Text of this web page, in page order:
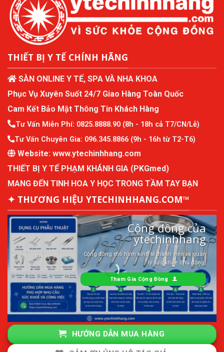
THIẾT BỊ Y TẾ CHÍNH HÃNG
SÀN ONLINE Y TẾ, SPA VÀ NHA KHOA
Phục Vụ Xuyên Suốt 24/7 Giao Hàng Toàn Quốc
Cam Kết Bảo Mật Thông Tin Khách Hàng
Tư Vấn Miễn Phí: 0825.8888.90 (8h - 18h cả T7/CN/Lễ)
Tư Vấn Chuyên Gia: 096.345.8866 (9h - 16h từ T2-T6)
Website: www.ytechinhhang.com
THIẾT BỊ Y TẾ PHẠM KHÁNH GIA (PKGmed)
MANG ĐẾN TINH HOA Y HỌC TRONG TẦM TAY BẠN
✦ THƯƠNG HIỆU YTECHINHHANG.COM™
Cộng đồng của
ytechinhhang
Cộng đồng mô hình kinh tế thành viên và quản
lý sức khỏe chủ động.
Tham Gia Cộng Đồng
HƯỚNG DẪN MUA HÀNG